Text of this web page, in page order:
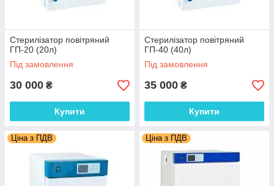
Стерилізатор повітряний
ГП-20 (20л)
Під замовлення
30 000 ₴
Купити
Стерилізатор повітряний
ГП-40 (40л)
Під замовлення
35 000 ₴
Купити
Ціна з ПДВ Ціна з ПДВ